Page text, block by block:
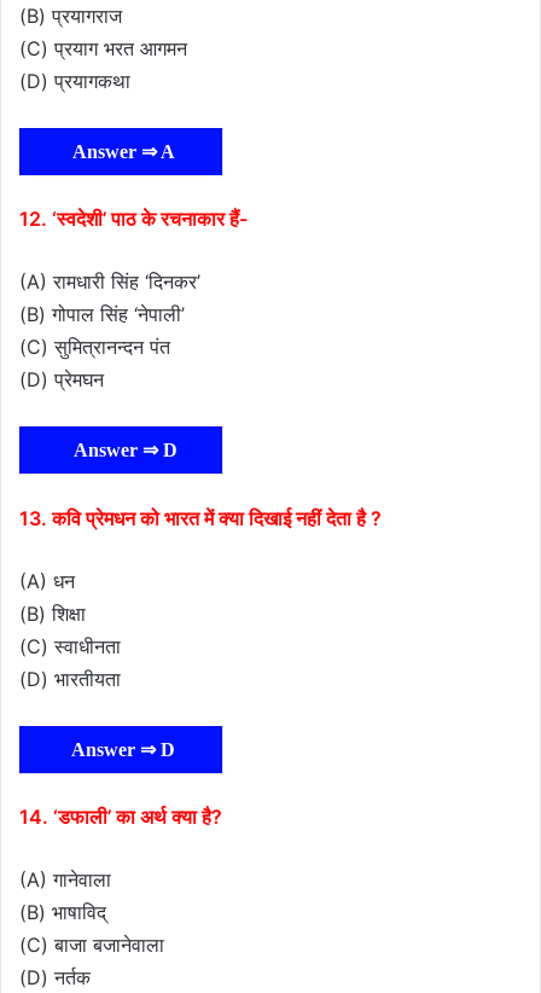
(B) प्रयागराज
(C) प्रयाग भरत आगमन
(D) प्रयागकथा
Answer ⇒ A
12. ‘स्वदेशी’ पाठ के रचनाकार हैं-
(A) रामधारी सिंह ‘दिनकर’
(B) गोपाल सिंह ‘नेपाली’
(C) सुमित्रानन्दन पंत
(D) प्रेमघन
Answer ⇒ D
13. कवि प्रेमधन को भारत में क्या दिखाई नहीं देता है ?
(A) धन
(B) शिक्षा
(C) स्वाधीनता
(D) भारतीयता
Answer ⇒ D
14. ‘डफाली’ का अर्थ क्या है?
(A) गानेवाला
(B) भाषाविद्
(C) बाजा बजानेवाला
(D) नर्तक